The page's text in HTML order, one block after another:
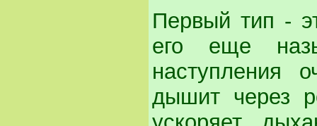
Первый тип -
его еще
наступления
дышит через